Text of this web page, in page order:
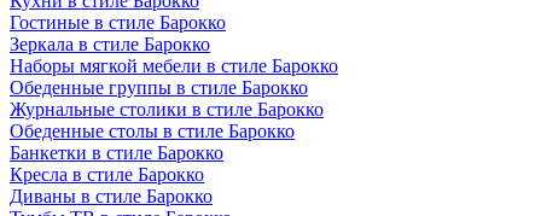
Гостиные в стиле Барокко
Зеркала в стиле Барокко
Наборы мягкой мебели в стиле Барокко
Обеденные группы в стиле Барокко
Журнальные столики в стиле Барокко
Обеденные столы в стиле Барокко
Банкетки в стиле Барокко
Кресла в стиле Барокко
Диваны в стиле Барокко